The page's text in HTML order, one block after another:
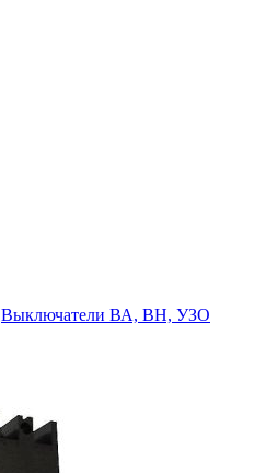
Выключатели ВА, ВН, УЗО